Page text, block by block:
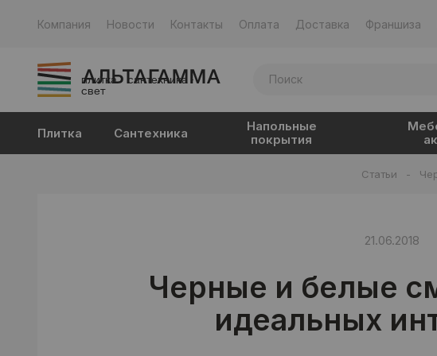
Компания Новости Контакты Оплата Доставка Франшиза
плитка · сантехника ·
свет
Плитка Сантехника
Напольные
покрытия
Статьи -
21.06.2018
Черные и белые
идеальных